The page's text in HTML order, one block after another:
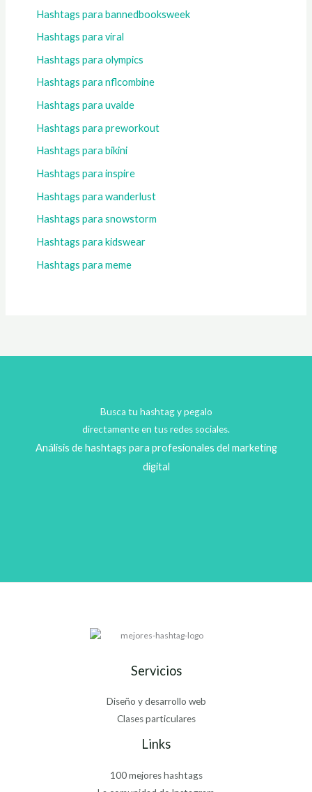
Hashtags para bannedbooksweek
Hashtags para viral
Hashtags para olympics
Hashtags para nflcombine
Hashtags para uvalde
Hashtags para preworkout
Hashtags para bikini
Hashtags para inspire
Hashtags para wanderlust
Hashtags para snowstorm
Hashtags para kidswear
Hashtags para meme
Busca tu hashtag y pegalo
directamente en tus redes sociales.
Análisis de hashtags para profesionales del marketing
digital
Servicios
Diseño y desarrollo web
Clases particulares
Links
100 mejores hashtags